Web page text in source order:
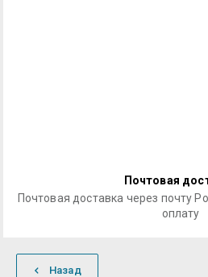
Почтовая
Почтовая доставка через почту
оплату
Назад